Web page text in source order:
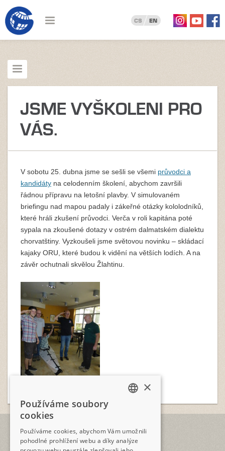
CS EN
JSME VYŠKOLENI PRO
VÁS.
V sobotu 25. dubna jsme se sešli se všemi průvodci a
kandidáty na celodenním školení, abychom završili
řádnou přípravu na letošní plavby. V simulovaném
briefingu nad mapou padaly i zákeřné otázky kololodníků,
které hráli zkušení průvodci. Verča v roli kapitána poté
sypala na zkoušené dotazy v ostrém dalmatském dialektu
chorvatštiny. Vyzkoušeli jsme světovou novinku – skládací
kajaky ORU, které budou k vidění na větších lodích. A na
závěr ochutnali skvělou Žlahtinu.
TELEFON
+420 2573 12345
×
Používáme soubory
cookies
Používáme cookies, abychom Vám umožnili
pohodlné prohlížení webu a díky analýze